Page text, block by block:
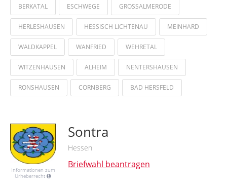
BERKATAL ESCHWEGE GROSSALMERODE
HERLESHAUSEN HESSISCH LICHTENAU MEINHARD
WALDKAPPEL WANFRIED WEHRETAL
WITZENHAUSEN ALHEIM NENTERSHAUSEN
RONSHAUSEN CORNBERG BAD HERSFELD
Informationen zum
Urheberrecht
Sontra
Hessen
Briefwahl beantragen